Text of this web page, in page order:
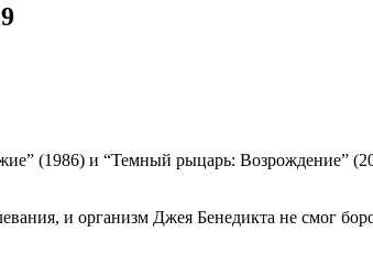
(1986) и “Темный рыцарь: Возрождение”
и организм Джея Бенедикта не смог